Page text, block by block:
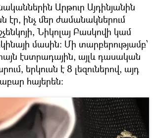
Արթուր Այդինյանին
էր, ինչ մեր ժամանակներում
Նիկոլայ Բասկովի կամ
մասին։ Մի տարբերությամբ՝
էստրադային, այլև դասական
երկուսն է 8 լեզուներով, այդ
հայերեն։